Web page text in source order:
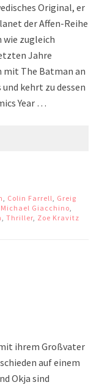
Original, er
der Affen-Reihe
zugleich
Jahre
mit The Batman an
kehrt zu dessen
Year …
Colin Farrell
Greig
Michael Giacchino
Thriller Zoe Kravitz
ihrem Großvater
auf einem
Okja sind